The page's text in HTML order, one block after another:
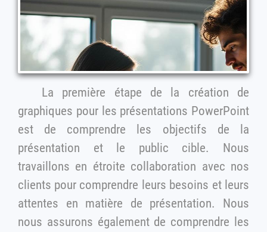
La première étape de la création de
graphiques pour les présentations PowerPoint
est de comprendre les objectifs de la
présentation et le public cible. Nous
travaillons en étroite collaboration avec nos
clients pour comprendre leurs besoins et leurs
attentes en matière de présentation. Nous
nous assurons également de comprendre les